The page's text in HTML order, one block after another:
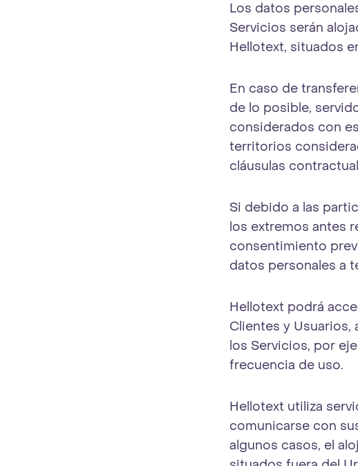
Los datos
Servicios serán
Hellotext, situados
En caso de
de lo posible,
considerados con
territorios
cláusulas
Si debido a las
los extremos antes
consentimiento
datos personales a
Hellotext podrá
Clientes y Usuarios,
los Servicios, por
frecuencia de uso.
Hellotext utiliza
comunicarse con
algunos casos, el